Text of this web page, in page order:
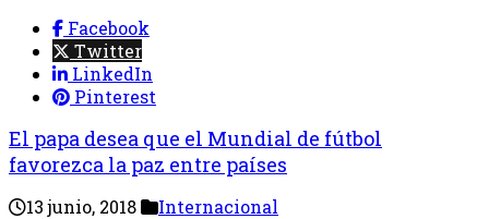
Facebook
Twitter
LinkedIn
Pinterest
El papa desea que el Mundial de fútbol
favorezca la paz entre países
13 junio, 2018 Internacional